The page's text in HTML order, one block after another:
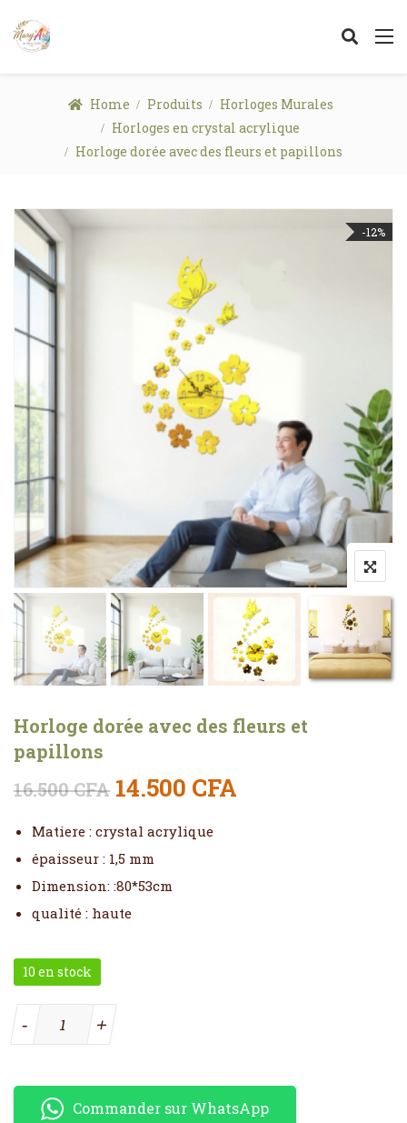
Home Produits
Horloges Murales
Horloges en crystal acrylique
Horloge dorée avec des fleurs et papillons
-12%
Horloge dorée avec des fleurs et
papillons
16.500CFA Le prix initial était :
14.500 CFA
Matiere : crystal acrylique
épaisseur : 1,5 mm
Dimension: :80*53cm
qualité : haute
10 en stock
quantité de Horloge dorée avec des fleurs et papillons
+
-
Commander sur WhatsApp